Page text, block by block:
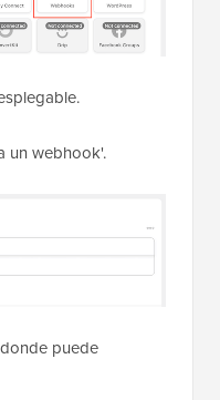
un webhook'.
puede